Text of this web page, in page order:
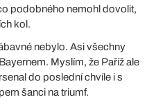
podobného nemohl dovolit,
kol.
nebylo. Asi všechny
Myslím, že Paříž ale
do poslední chvíle i s
šanci na triumf.